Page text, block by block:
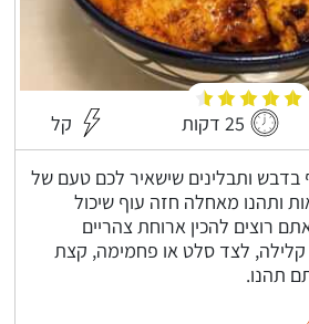
25 דקות קל
בדבש ותבלינים שישאיר לכם טעם של
ותהנו מאחלה חזה עוף שיכול
רוצים להכין ארוחת צהריים
לצד סלט או פחמימה, קצת
תהנו.